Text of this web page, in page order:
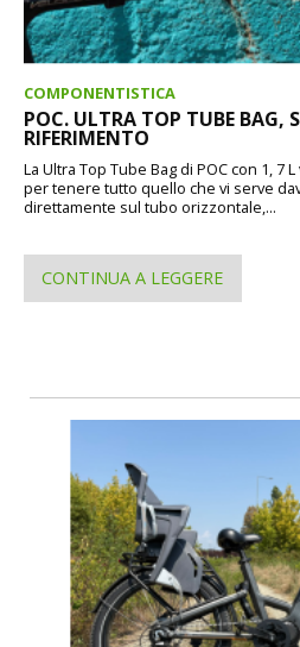
COMPONENTISTICA
POC. ULTRA TOP TUBE BAG,
RIFERIMENTO
La Ultra Top Tube Bag di POC con 1, 7
per tenere tutto quello che vi serve
direttamente sul tubo orizzontale,...
CONTINUA A LEGGERE